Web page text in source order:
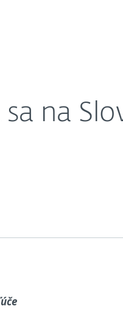
na